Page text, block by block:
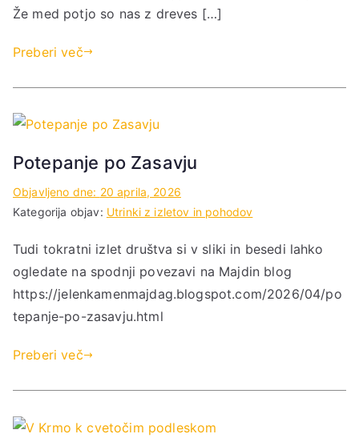
Že med potjo so nas z dreves […]
Preberi več
Potepanje po Zasavju
Objavljeno dne: 20 aprila, 2026
Kategorija objav: Utrinki z izletov in pohodov
Tudi tokratni izlet društva si v sliki in besedi lahko
ogledate na spodnji povezavi na Majdin blog
https://jelenkamenmajdag.blogspot.com/2026/04/po
tepanje-po-zasavju.html
Preberi več